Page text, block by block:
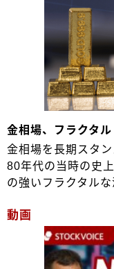
金相場、フラクタル
金相場を長期スタ
80年代の当時の史
の強いフラクタルな
動画